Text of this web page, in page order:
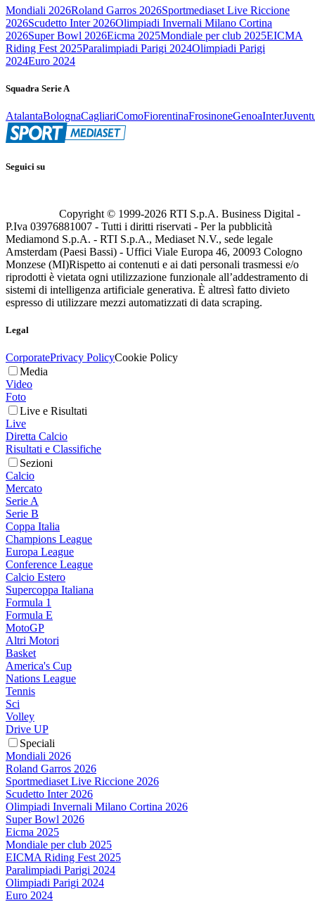
Mondiali 2026Roland Garros 2026Sportmediaset Live Riccione
2026Scudetto Inter 2026Olimpiadi Invernali Milano Cortina
2026Super Bowl 2026Eicma 2025Mondiale per club 2025EICMA
Riding Fest 2025Paralimpiadi Parigi 2024Olimpiadi Parigi
2024Euro 2024
Squadra Serie A
AtalantaBolognaCagliariComoFiorentinaFrosinoneGenoaInter
Seguici su
Copyright © 1999-2026 RTI S.p.A. Business Digital -
P.Iva 03976881007 - Tutti i diritti riservati - Per la pubblicità
Mediamond S.p.A. - RTI S.p.A., Mediaset N.V., sede legale
Amsterdam (Paesi Bassi) - Uffici Viale Europa 46, 20093 Cologno
Monzese (MI)Rispetto ai contenuti e ai dati personali trasmessi e/o
riprodotti è vietata ogni utilizzazione funzionale all’addestramento di
sistemi di intelligenza artificiale generativa. È altresì fatto divieto
espresso di utilizzare mezzi automatizzati di data scraping.
Legal
CorporatePrivacy PolicyCookie Policy
Media
Video
Foto
Live e Risultati
Live
Diretta Calcio
Risultati e Classifiche
Sezioni
Calcio
Mercato
Serie A
Serie B
Coppa Italia
Champions League
Europa League
Conference League
Calcio Estero
Supercoppa Italiana
Formula 1
Formula E
MotoGP
Altri Motori
Basket
America's Cup
Nations League
Tennis
Sci
Volley
Drive UP
Speciali
Mondiali 2026
Roland Garros 2026
Sportmediaset Live Riccione 2026
Scudetto Inter 2026
Olimpiadi Invernali Milano Cortina 2026
Super Bowl 2026
Eicma 2025
Mondiale per club 2025
EICMA Riding Fest 2025
Paralimpiadi Parigi 2024
Olimpiadi Parigi 2024
Euro 2024